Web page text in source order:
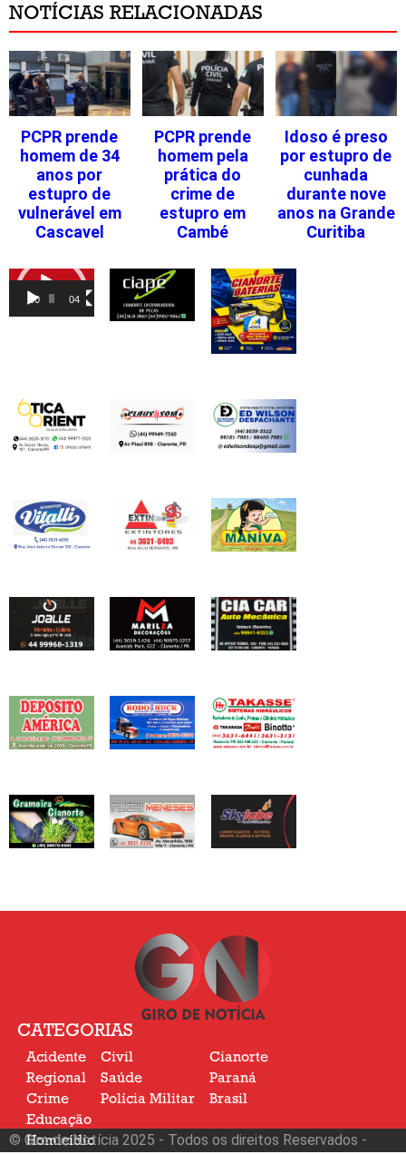
NOTÍCIAS RELACIONADAS
PCPR prende
homem de 34
anos por
estupro de
vulnerável em
Cascavel
PCPR prende
homem pela
prática do
crime de
estupro em
Cambé
Idoso é preso
por estupro de
cunhada
durante nove
anos na Grande
Curitiba
Tocador
vídeo
00:00 04:46
CATEGORIAS
Acidente
Regional
Crime
Civil
Saúde
Polícia Militar
Cianorte
Paraná
Brasil
Educação
Homicídio
© Giro de Notícia 2025 - Todos os direitos Reservados -